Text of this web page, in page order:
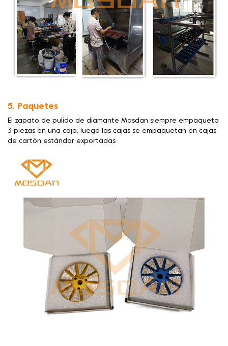
5. Paquetes
El zapato de pulido de diamante Mosdan siempre empaqueta
3 piezas en una caja, luego las cajas se empaquetan en cajas
de cartón estándar exportadas